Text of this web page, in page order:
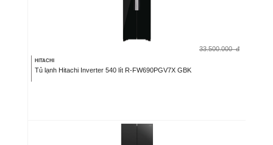
33.500.000 đ
HITACHI
Tủ lạnh Hitachi Inverter 540 lít R-FW690PGV7X GBK